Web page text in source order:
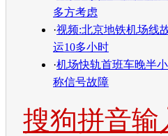
多方考虑
·视频:北京地铁机场线
运10多小时
·机场快轨首班车晚半
称信号故障
搜狗拼音输